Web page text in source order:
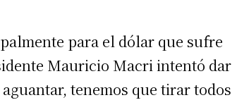
para el dólar que sufre
Mauricio Macri intentó dar
tenemos que tirar todos